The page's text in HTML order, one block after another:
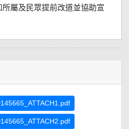
所屬及民眾提前改道並協助宣